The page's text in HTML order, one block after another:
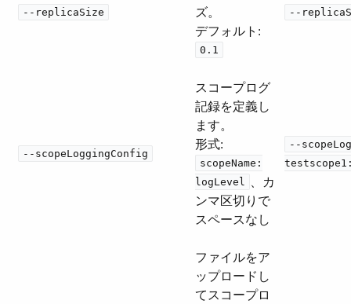
--replicaSize
ズ。
デフォルト:
0.1
--
--scopeLoggingConfig
スコープログ
記録を定義し
ます。
形式:
scopeName:
logLevel ​、カ
ンマ区切りで
スペースなし
--
ファイルをア
ップロードし
てスコープロ